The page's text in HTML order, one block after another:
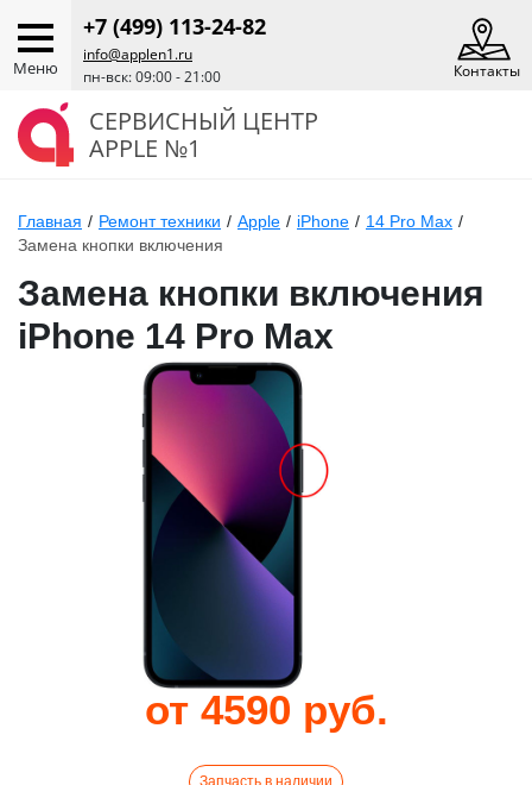
Меню
+7 (499) 113-24-82
info@applen1.ru
пн-вск: 09:00 - 21:00
Контакты
СЕРВИСНЫЙ ЦЕНТР
APPLE №1
Главная / Ремонт техники / Apple / iPhone / 14 Pro Max /
Замена кнопки включения
Замена кнопки включения
iPhone 14 Pro Max
от 4590 руб.
Запчасть в наличии